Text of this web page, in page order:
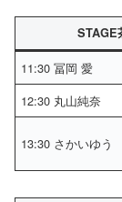
STAGE
11:30 冨岡 愛
12:30 丸山純奈
13:30 さかいゆう